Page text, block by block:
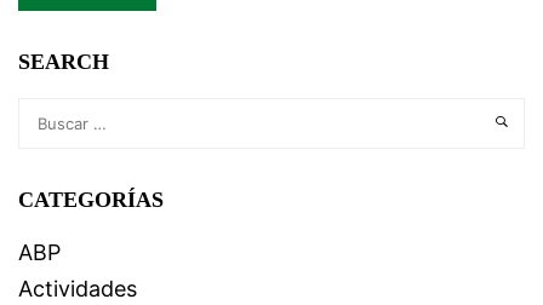
SEARCH
CATEGORÍAS
ABP
Actividades